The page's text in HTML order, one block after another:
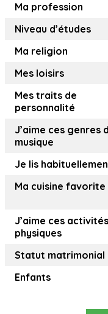
Ma profession
Niveau d’études
Ma religion
Mes loisirs
Mes traits de
personnalité
J’aime ces genres
musique
Je lis
Ma cuisine favorite
J’aime ces activités
physiques
Statut matrimonial
Enfants